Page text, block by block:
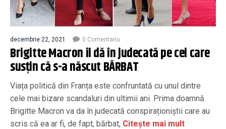
decembrie 22, 2021 0 Comentariu
Brigitte Macron îi dă în judecată pe cei care
susțin că s-a născut BĂRBAT
Viața politică din Franța este confruntată cu unul dintre
cele mai bizare scandaluri din ultimii ani. Prima doamnă
Brigitte Macron va da în judecată conspiraționiștii care au
scris că ea ar fi, de fapt, bărbat, Citește mai mult